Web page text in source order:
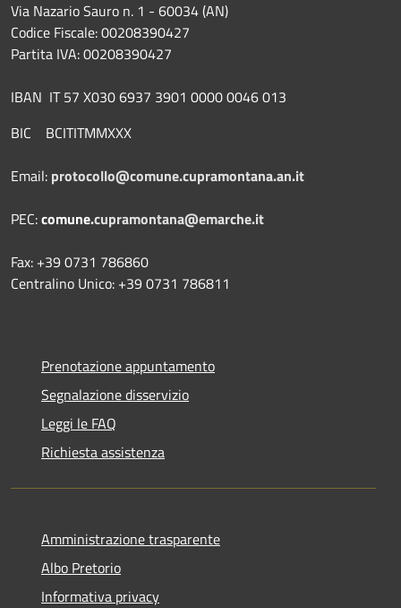
Via Nazario Sauro n. 1 - 60034 (AN)
Codice Fiscale: 00208390427
Partita IVA: 00208390427
IBAN IT 57 X030 6937 3901 0000 0046 013
BIC BCITITMMXXX
Email: protocollo@comune.cupramontana.an.it
PEC:comune.cupramontana@emarche.it
Fax: +39 0731 786860
Centralino Unico: +39 0731 786811
Prenotazione appuntamento
Segnalazione disservizio
Leggi le FAQ
Richiesta assistenza
Amministrazione trasparente
Albo Pretorio
Informativa privacy